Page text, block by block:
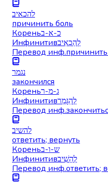
להכאיב
причинить боль
Кореньכ-א-ב
Инфинитивלְהַכְאִיב
Перевод инф.
נגמר
закончился
Кореньג-מ-ר
Инфинитивלְהִגָּמֵר
Перевод инф.
להשיב
ответить; вернуть
Кореньש-ו-ב
Инфинитивלְהָשִׁיב
Перевод инф.ответить;